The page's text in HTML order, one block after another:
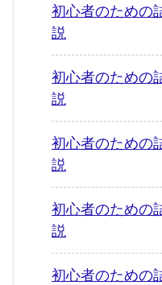
初心者のため
説
初心者のため
説
初心者のため
説
初心者のため
説
初心者のため